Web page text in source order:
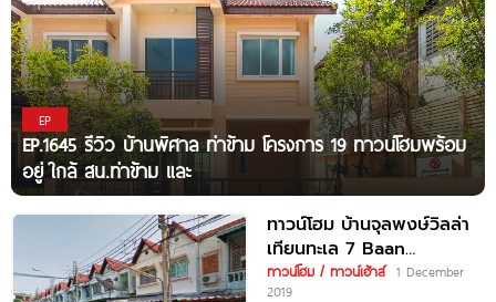
EP
EP.1645 รีวิว บ้านพิศาล ท่าข้าม โครงการ 19 ทาวน์โฮมพร้อม
อยู่ ใกล้ สน.ท่าข้าม และ
ทาวน์โฮม บ้านจุลพงษ์วิลล่า
เทียนทะเล 7 Baan
Jullapong Villa
ทาวน์โฮม / ทาวน์เฮ้าส์ 1 December
2019